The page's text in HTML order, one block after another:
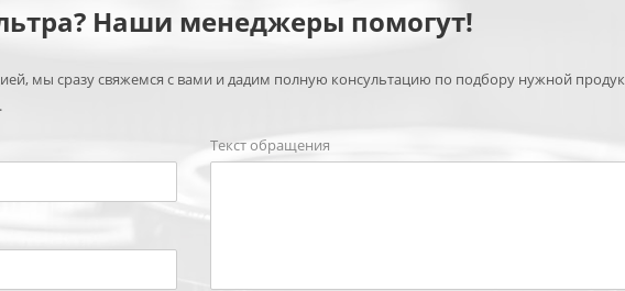
Наши менеджеры помогут!
мы сразу свяжемся с вами и дадим полную консультацию по подбору нужной
Текст обращения